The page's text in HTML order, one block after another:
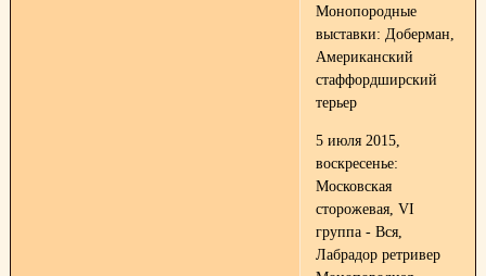
Монопородные
выставки: Доберман,
Американский
стаффордширский
терьер
5 июля 2015,
воскресенье:
Московская
сторожевая, VI
группа - Вся,
Лабрадор ретривер